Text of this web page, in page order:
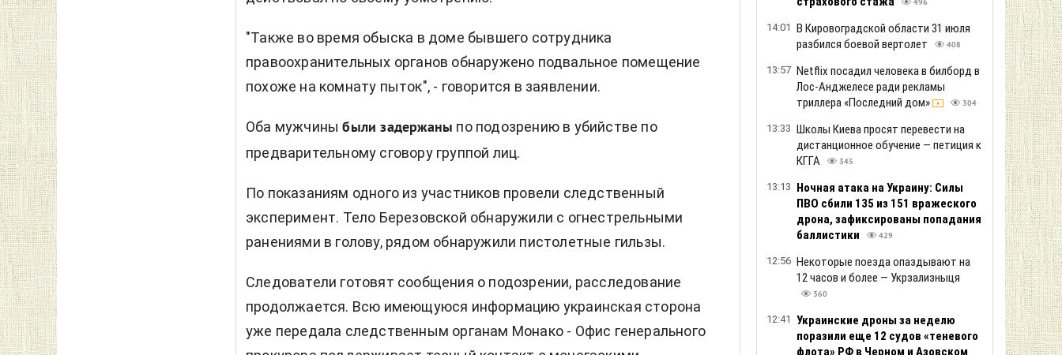
"Также во время обыска в доме бывшего сотрудника
правоохранительных органов обнаружено подвальное помещение
похоже на комнату пыток", - говорится в заявлении.
Оба мужчины были задержаны по подозрению в убийстве по
предварительному сговору группой лиц.
По показаниям одного из участников провели следственный
эксперимент. Тело Березовской обнаружили с огнестрельными
ранениями в голову, рядом обнаружили пистолетные гильзы.
Следователи готовят сообщения о подозрении, расследование
продолжается. Всю имеющуюся информацию украинская сторона
уже передала следственным органам Монако - Офис генерального
496
14:01 В Кировоградской области 31 июля
разбился боевой вертолет
408
13:57 Netflix посадил человека в билборд в
Лос-Анджелесе ради рекламы
триллера «Последний дом»
304
13:33 Школы Киева просят перевести на
дистанционное обучение — петиция к
КГГА
345
13:13 Ночная атака на Украину: Силы
ПВО сбили 135 из 151 вражеского
дрона, зафиксированы попадания
баллистики
429
12:56 Некоторые поезда опаздывают на
12 часов и более — Укрзализныця
360
12:41 Украинские дроны за неделю
поразили еще 12 судов «теневого
флота» РФ в Черном и Азовском